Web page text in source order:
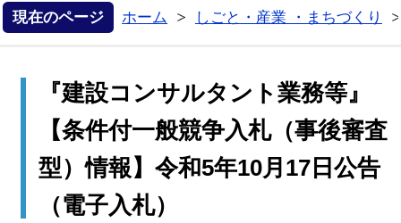
現在のページ ホーム
しごと・産業 ・まちづくり
『建設コンサルタント業務等』
【条件付一般競争入札（事後審査
型）情報】令和5年10月17日公告
（電子入札）